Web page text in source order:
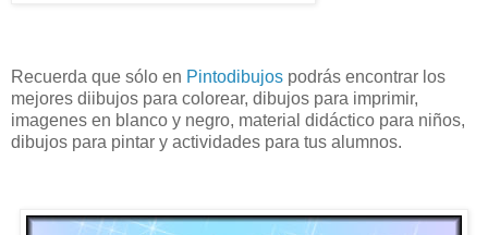
Recuerda que sólo en Pintodibujos podrás encontrar los
mejores diibujos para colorear, dibujos para imprimir,
imagenes en blanco y negro, material didáctico para niños,
dibujos para pintar y actividades para tus alumnos.